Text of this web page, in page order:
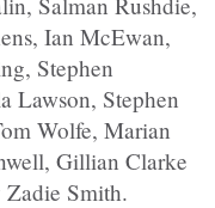
Ian McEwan,
Stephen
Lawson, Stephen
Wolfe, Marian
Gillian Clarke
Smith.